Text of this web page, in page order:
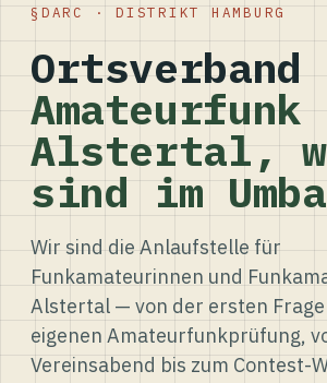
DARC · DISTRIKT HAMBURG
Ortsverband
Amateurfunk
Alstertal,
sind im
Wir sind die Anlaufstelle für
Funkamateurinnen und
Alstertal — von der ersten Frage
eigenen Amateurfunkprüfung,
Vereinsabend bis zum Contest-